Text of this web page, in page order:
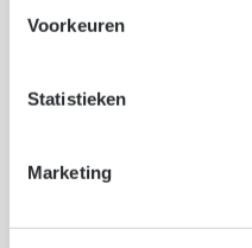
Voorkeuren
Statistieken
Marketing
CUMARU RED